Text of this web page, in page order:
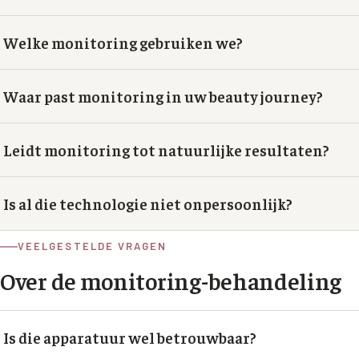
Welke monitoring gebruiken we?
Waar past monitoring in uw beauty journey?
Leidt monitoring tot natuurlijke resultaten?
Is al die technologie niet onpersoonlijk?
VEELGESTELDE VRAGEN
Over demonitoring-behandeling
Is die apparatuur wel betrouwbaar?